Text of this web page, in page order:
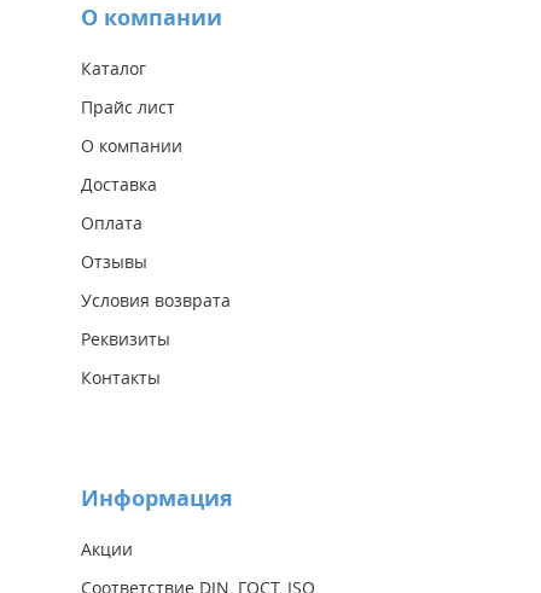
О компании
Каталог
Прайс лист
О компании
Доставка
Оплата
Отзывы
Условия возврата
Реквизиты
Контакты
Информация
Акции
Соответствие DIN, ГОСТ, ISO